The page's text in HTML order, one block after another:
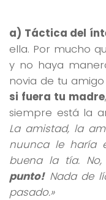
a) Táctica del
ella. Por mucho
y no haya
novia de tu
si fuera tu madre
siempre está la
La amistad, la
nuunca le haría
buena la tía.
punto!Nada de
pasado.»